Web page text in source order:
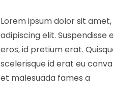
Lorem ipsum dolor sit
adipiscing elit. Suspendisse
eros, id pretium erat.
scelerisque id erat eu
et malesuada fames a